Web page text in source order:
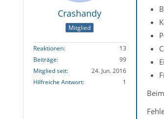
Crashandy
Mitglied
Reaktionen
13
Beiträge
99
Mitglied seit
24. Jun. 2016
Hilfreiche Antwort
1